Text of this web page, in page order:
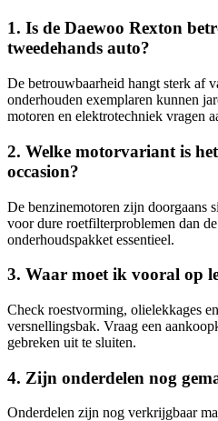
1. Is de Daewoo Rexton
tweedehands auto?
De betrouwbaarheid hangt sterk af
onderhouden exemplaren kunnen
motoren en elektrotechniek vragen
2. Welke motorvariant is het
occasion?
De benzinemotoren zijn doorgaans
voor dure roetfilterproblemen dan
onderhoudspakket essentieel.
3. Waar moet ik vooral op
Check roestvorming, olielekkages
versnellingsbak. Vraag een
gebreken uit te sluiten.
4. Zijn onderdelen nog
Onderdelen zijn nog verkrijgbaar